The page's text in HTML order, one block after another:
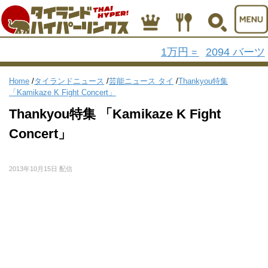
1万円 = 2094 バーツ
Home /タイランドニュース /芸能ニュース タイ /Thankyou特集
「Kamikaze K Fight Concert」
Thankyou特集 「Kamikaze K Fight
Concert」
2013年10月15日 配信